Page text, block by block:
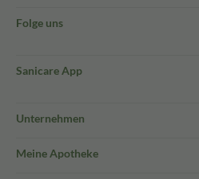
Folge uns
Sanicare App
Unternehmen
Meine Apotheke